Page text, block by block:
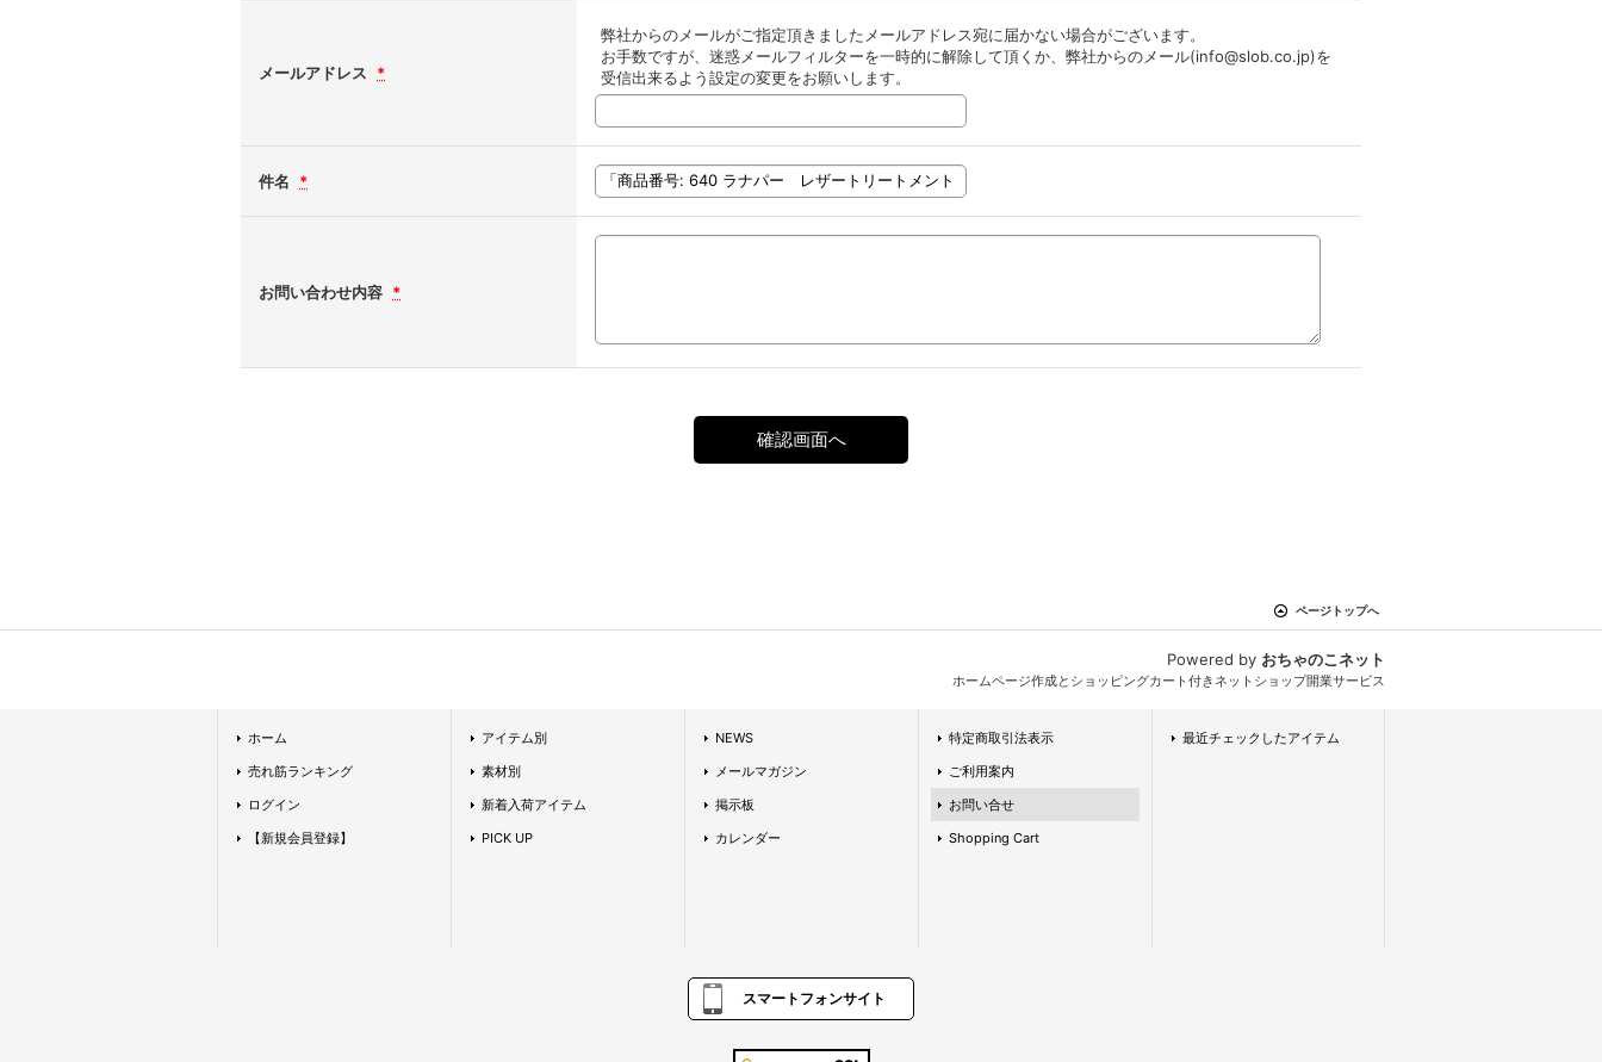
メールアドレス *
弊社からのメールがご指定頂きましたメールアドレス宛に届かない場合がございます。
お手数ですが、迷惑メールフィルターを一時的に解除して頂くか、弊社からのメール(info@slob.co.jp)を
受信出来るよう設定の変更をお願いします。
件名 *
お問い合わせ内容 *
ページトップへ
Powered by おちゃのこネット
ホームページ作成とショッピングカート付きネットショップ開業サービス
ホーム
売れ筋ランキング
ログイン
【新規会員登録】
アイテム別
素材別
新着入荷アイテム
PICK UP
NEWS
メールマガジン
掲示板
カレンダー
特定商取引法表示
ご利用案内
お問い合せ
Shopping Cart
最近チェックしたアイテム
スマートフォンサイト